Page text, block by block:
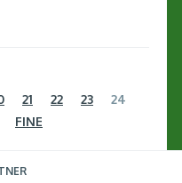
21 22 23
24
FINE